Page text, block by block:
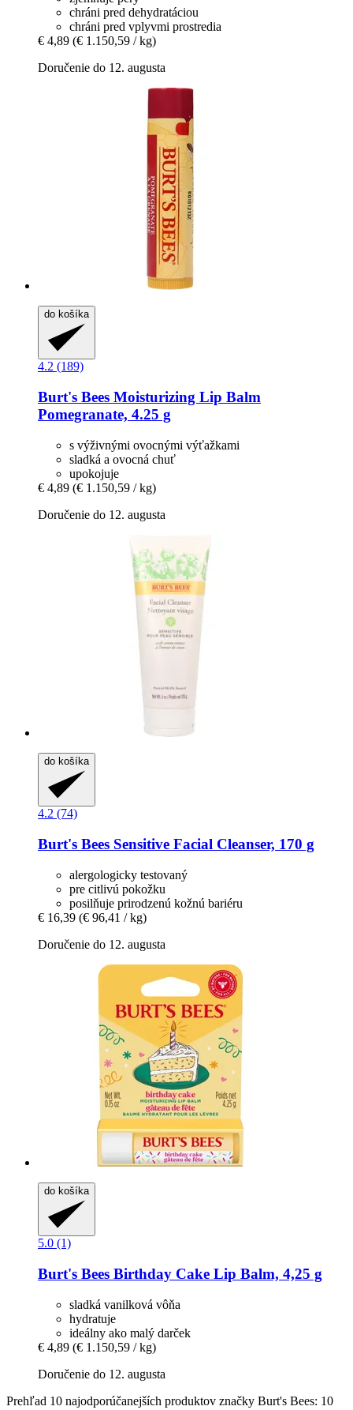
chráni pred dehydratáciou
chráni pred vplyvmi prostredia
€ 4,89 (€ 1.150,59 / kg)
Doručenie do 12. augusta
do košíka
4.2 (189)
Burt's Bees Moisturizing Lip Balm
Pomegranate, 4.25 g
s výživnými ovocnými výťažkami
sladká a ovocná chuť
upokojuje
€ 4,89 (€ 1.150,59 / kg)
Doručenie do 12. augusta
do košíka
4.2 (74)
Burt's Bees Sensitive Facial Cleanser, 170 g
alergologicky testovaný
pre citlivú pokožku
posilňuje prirodzenú kožnú bariéru
€ 16,39 (€ 96,41 / kg)
Doručenie do 12. augusta
do košíka
5.0 (1)
Burt's Bees Birthday Cake Lip Balm, 4,25 g
sladká vanilková vôňa
hydratuje
ideálny ako malý darček
€ 4,89 (€ 1.150,59 / kg)
Doručenie do 12. augusta
Prehľad 10 najodporúčanejších produktov značky Burt's Bees: 10